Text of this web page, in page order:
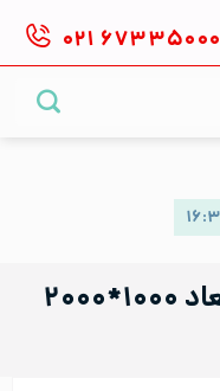
۰۲۱ ۶۷۳۳۵۰۰۰
ورق شیت استیل ۳۱۶L ابعاد ۱۰۰۰*۲۰۰۰